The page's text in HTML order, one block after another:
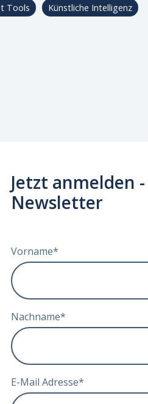
Tools Künstliche Intelligenz
Jetzt anmelden
Newsletter
Vorname*
Nachname*
E-Mail Adresse*